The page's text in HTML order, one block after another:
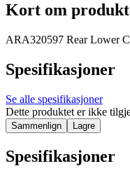
Kort om
ARA320597 Rear Lower
Spesifikasjoner
Se alle spesifikasjoner
Dette produktet er ikke
Sammenlign Lagre
Spesifikasjoner